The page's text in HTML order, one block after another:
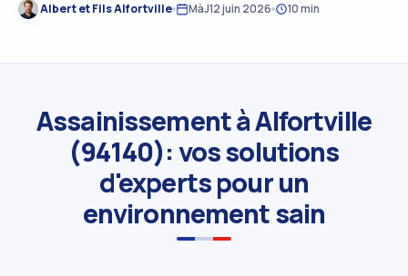
Albert et Fils Alfortville MàJ12 juin 2026 10 min
Assainissement à Alfortville
(94140): vos solutions
d'experts pour un
environnement sain